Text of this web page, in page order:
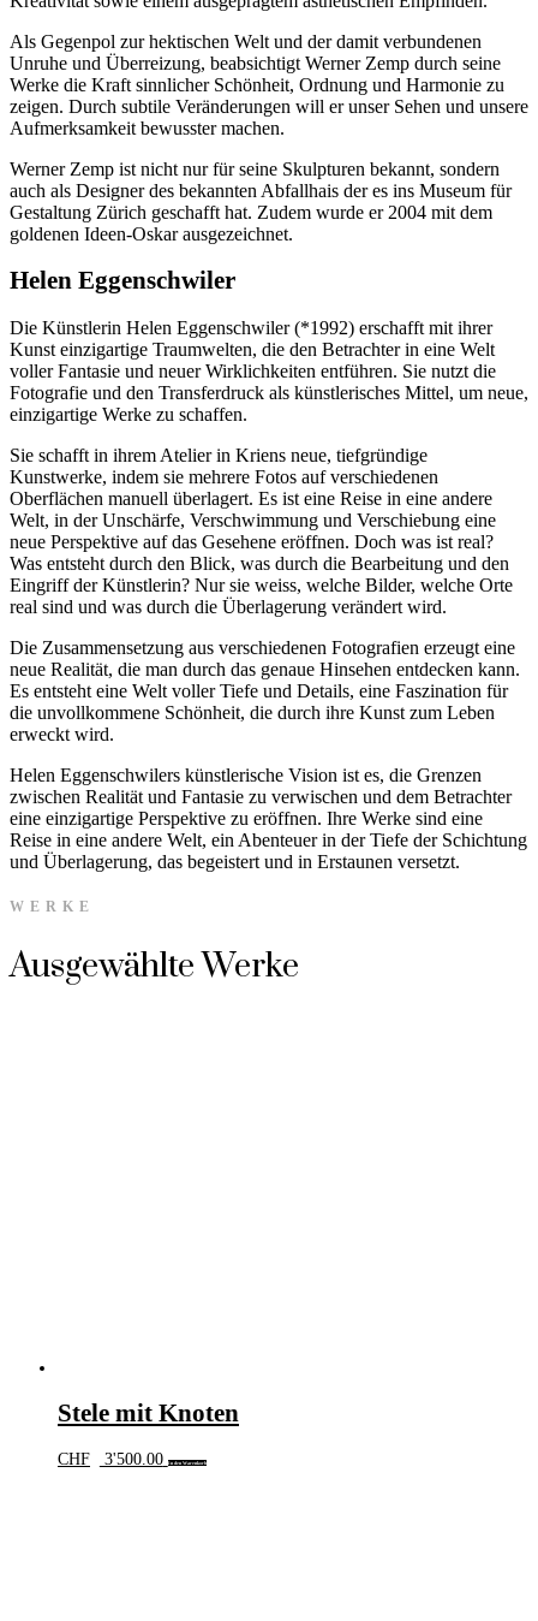
Als Gegenpol zur hektischen Welt und der damit verbundenen
Unruhe und Überreizung, beabsichtigt Werner Zemp durch seine
Werke die Kraft sinnlicher Schönheit, Ordnung und Harmonie zu
zeigen. Durch subtile Veränderungen will er unser Sehen und unsere
Aufmerksamkeit bewusster machen.
Werner Zemp ist nicht nur für seine Skulpturen bekannt, sondern
auch als Designer des bekannten Abfallhais der es ins Museum für
Gestaltung Zürich geschafft hat. Zudem wurde er 2004 mit dem
goldenen Ideen-Oskar ausgezeichnet.
Helen Eggenschwiler
Die Künstlerin Helen Eggenschwiler (*1992) erschafft mit ihrer
Kunst einzigartige Traumwelten, die den Betrachter in eine Welt
voller Fantasie und neuer Wirklichkeiten entführen. Sie nutzt die
Fotografie und den Transferdruck als künstlerisches Mittel, um neue,
einzigartige Werke zu schaffen.
Sie schafft in ihrem Atelier in Kriens neue, tiefgründige
Kunstwerke, indem sie mehrere Fotos auf verschiedenen
Oberflächen manuell überlagert. Es ist eine Reise in eine andere
Welt, in der Unschärfe, Verschwimmung und Verschiebung eine
neue Perspektive auf das Gesehene eröffnen. Doch was ist real?
Was entsteht durch den Blick, was durch die Bearbeitung und den
Eingriff der Künstlerin? Nur sie weiss, welche Bilder, welche Orte
real sind und was durch die Überlagerung verändert wird.
Die Zusammensetzung aus verschiedenen Fotografien erzeugt eine
neue Realität, die man durch das genaue Hinsehen entdecken kann.
Es entsteht eine Welt voller Tiefe und Details, eine Faszination für
die unvollkommene Schönheit, die durch ihre Kunst zum Leben
erweckt wird.
Helen Eggenschwilers künstlerische Vision ist es, die Grenzen
zwischen Realität und Fantasie zu verwischen und dem Betrachter
eine einzigartige Perspektive zu eröffnen. Ihre Werke sind eine
Reise in eine andere Welt, ein Abenteuer in der Tiefe der Schichtung
und Überlagerung, das begeistert und in Erstaunen versetzt.
WERKE
Ausgewählte Werke
Stele mit Knoten
CHF 3'500.00 In den Warenkorb